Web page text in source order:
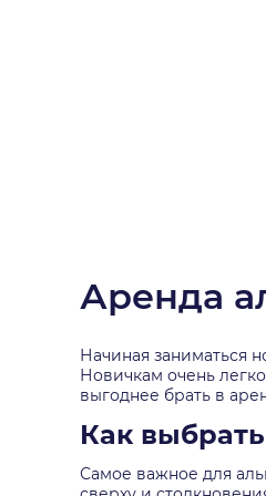
Аренда
Начиная заниматься
Новичкам очень
выгоднее брать в
Как выбрать
Самое важное для